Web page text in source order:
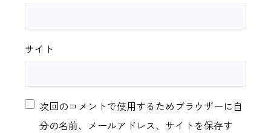
サイト
次回のコメントで使用するためブラウザーに自
分の名前、メールアドレス、サイトを保存す